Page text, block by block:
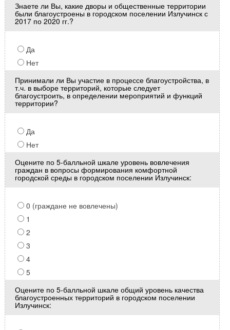
Знаете ли Вы, какие дворы и общественные территории
были благоустроены в городском поселении Излучинск с
2017 по 2020 гг.?
Да
Нет
Принимали ли Вы участие в процессе благоустройства, в
т.ч. в выборе территорий, которые следует
благоустроить, в определении мероприятий и функций
территории?
Да
Нет
Оцените по 5-балльной шкале уровень вовлечения
граждан в вопросы формирования комфортной
городской среды в городском поселении Излучинск:
0 (граждане не вовлечены)
1
2
3
4
5
Оцените по 5-балльной шкале общий уровень качества
благоустроенных территорий в городском поселении
Излучинск: